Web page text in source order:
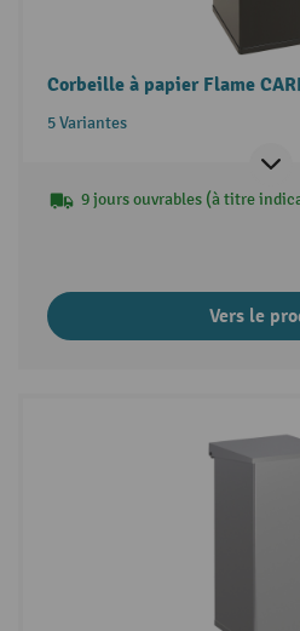
Corbeille à papier Flame
5 Variantes
9 jours ouvrables (à titre
Vers le